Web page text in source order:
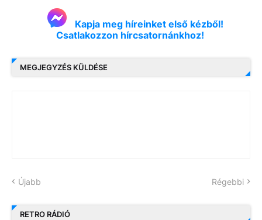
Kapja meg híreinket első kézből!
Csatlakozzon hírcsatornánkhoz!
MEGJEGYZÉS KÜLDÉSE
Újabb Régebbi
RETRO RÁDIÓ